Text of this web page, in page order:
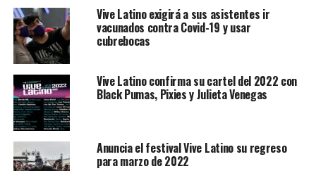
Algunas bandas del VL20
no podrán presentarse por
problemas de traslados y
afectaciones en sus países.
Extrañaremos a All Them
Vive Latino exigirá a sus asistentes ir
vacunados contra Covid-19 y usar
cubrebocas
Vive Latino confirma su cartel del 2022 con
Black Pumas, Pixies y Julieta Venegas
Anuncia el festival Vive Latino su regreso
para marzo de 2022